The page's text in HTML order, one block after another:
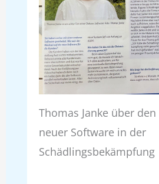
Thomas Janke über den
neuer Software in der
Schädlingsbekämpfung